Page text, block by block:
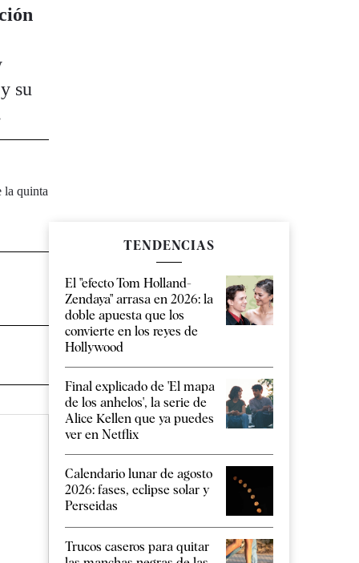
su
la quinta
TENDENCIAS
El "efecto Tom Holland-
Zendaya" arrasa en 2026: la
doble apuesta que los
convierte en los reyes de
Hollywood
Final explicado de 'El mapa
de los anhelos', la serie de
Alice Kellen que ya puedes
ver en Netflix
Calendario lunar de agosto
2026: fases, eclipse solar y
Perseidas
Trucos caseros para quitar